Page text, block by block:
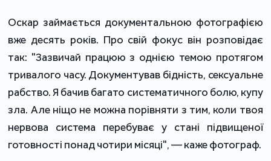
Оскар займається документальною фотографією
вже десять років. Про свій фокус він розповідає
так: "Зазвичай працюю з однією темою протягом
тривалого часу. Документував бідність, сексуальне
рабство. Я бачив багато систематичного болю, купу
зла. Але ніщо не можна порівняти з тим, коли твоя
нервова система перебуває у стані підвищеної
готовності понад чотири місяці", — каже фотограф.